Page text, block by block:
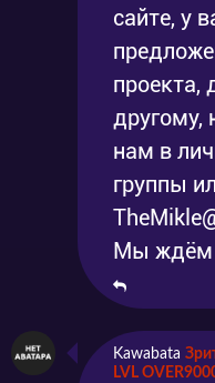
сайте, у
проекта,
другому,
нам в
группы
Мы ждём
Kawabata
LVL